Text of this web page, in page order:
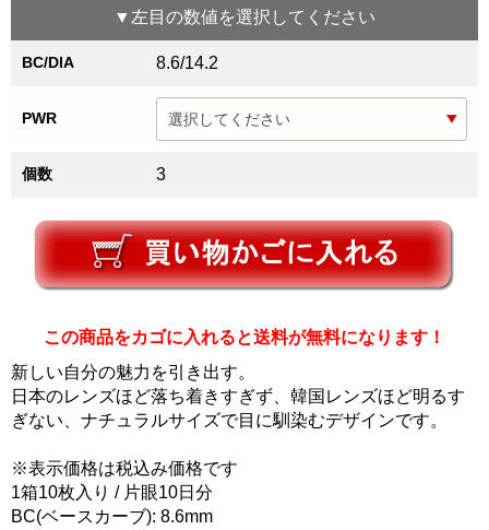
▼ 左目 の数値を選択してください
BC/DIA 8.6/14.2
PWR
個数 3
この商品をカゴに入れると送料が無料になります！
新しい自分の魅力を引き出す。
日本のレンズほど落ち着きすぎず、韓国レンズほど明るす
ぎない、ナチュラルサイズで目に馴染むデザインです。
※表示価格は税込み価格です
1箱10枚入り / 片眼10日分
BC(ベースカーブ): 8.6mm